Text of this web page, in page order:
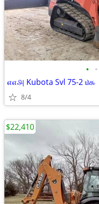
• •
௭௭௮ Kubota Svl 75-2 ௰௯
8/4
$22,410